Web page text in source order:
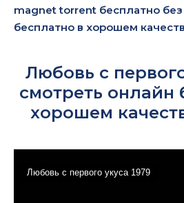
magnet torrent бесплатно без
бесплатно в хорошем
Любовь с
смотреть онлайн
хорошем
Любовь с первого укуса 1979